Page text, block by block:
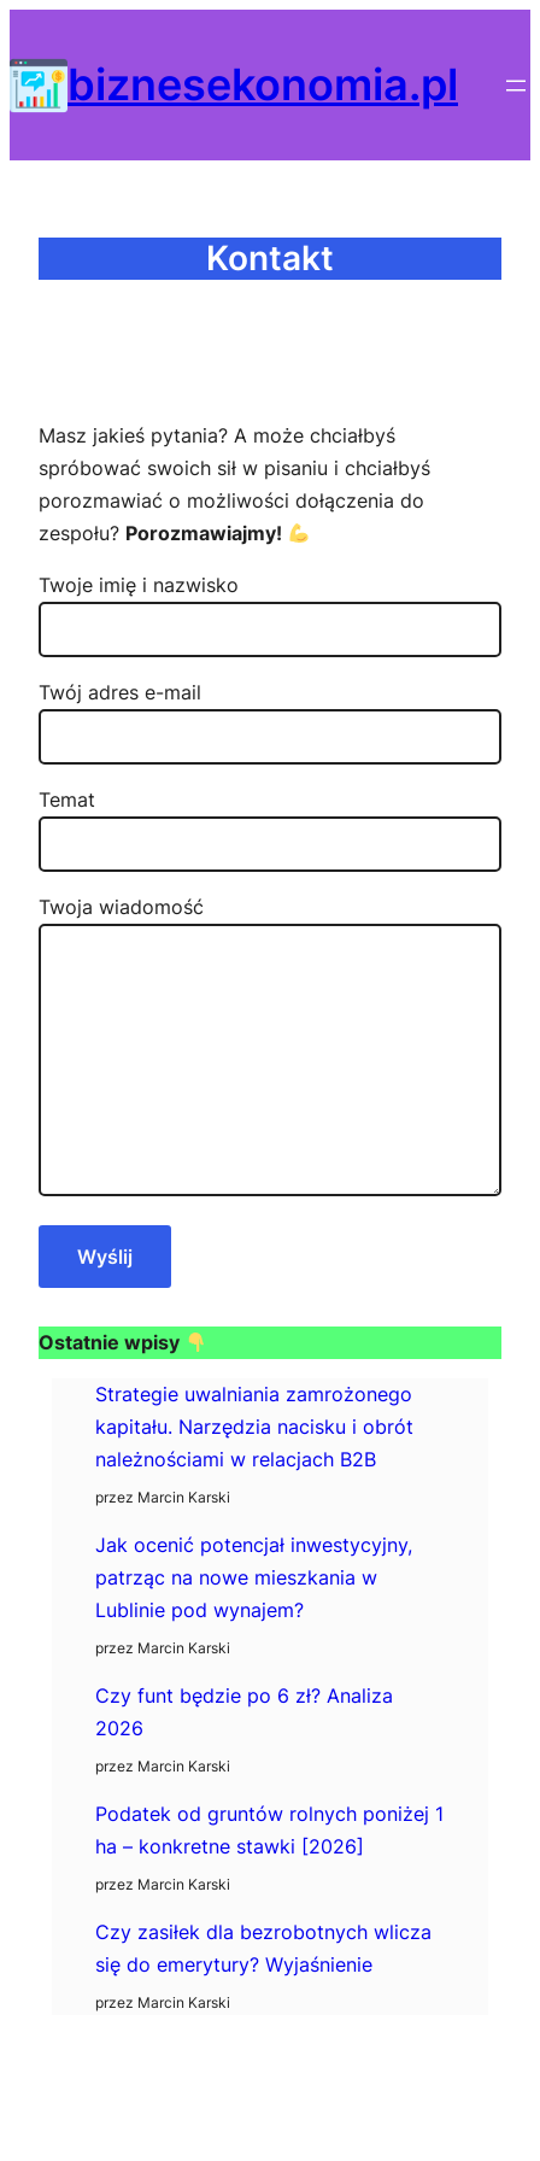
do
treści biznesekonomia.pl
Kontakt
Masz jakieś pytania? A może chciałbyś
spróbować swoich sił w pisaniu i chciałbyś
porozmawiać o możliwości dołączenia do
zespołu? Porozmawiajmy!
Twoje imię i nazwisko
Twój adres e-mail
Temat
Twoja wiadomość
Ostatnie wpisy
Strategie uwalniania zamrożonego
kapitału. Narzędzia nacisku i obrót
należnościami w relacjach B2B
przez Marcin Karski
Jak ocenić potencjał inwestycyjny,
patrząc na nowe mieszkania w
Lublinie pod wynajem?
przez Marcin Karski
Czy funt będzie po 6 zł? Analiza
2026
przez Marcin Karski
Podatek od gruntów rolnych poniżej 1
ha – konkretne stawki [2026]
przez Marcin Karski
Czy zasiłek dla bezrobotnych wlicza
się do emerytury? Wyjaśnienie
przez Marcin Karski